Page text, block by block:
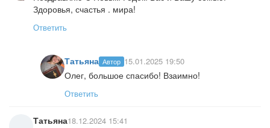
Здоровья, счастья . мира!
Ответить
Татьяна Автор 15.01.2025 19:50
Олег, большое спасибо! Взаимно!
Ответить
Татьяна18.12.2024 15:41